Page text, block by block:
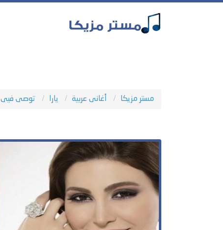
مستر مزيكا أغانى عربية يارا توصى فيى